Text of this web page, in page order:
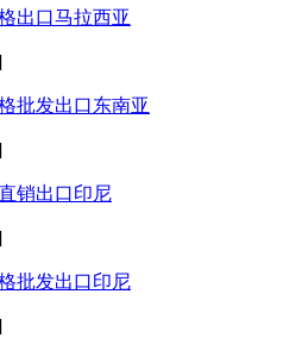
出口马拉西亚
批发出口东南亚
销出口印尼
批发出口印尼